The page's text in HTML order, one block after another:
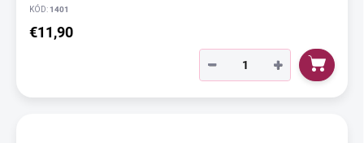
KÓD:1401
€11,90
+
−